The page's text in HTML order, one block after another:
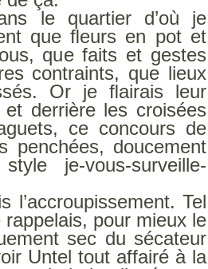
le quartier d’où je
que ﬂeurs en pot et
que faits et gestes
contraints, que lieux
Or je ﬂairais leur
derrière les croisées
ce concours de
penchées, doucement
je-vous-surveille-
l’accroupissement. Tel
pour mieux le
sec du sécateur
Untel tout affairé à la